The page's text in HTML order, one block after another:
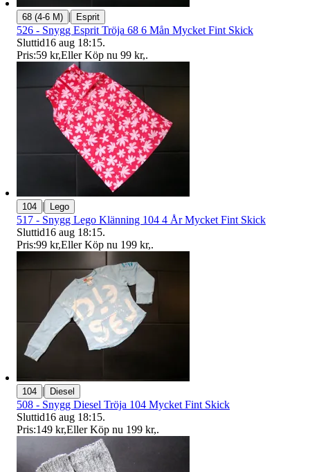
68 (4-6 M) | Esprit
526 - Snygg Esprit Tröja 68 6 Mån Mycket Fint Skick
Sluttid16 aug 18:15.
Pris:59 kr,Eller Köp nu 99 kr,.
104 | Lego
517 - Snygg Lego Klänning 104 4 År Mycket Fint Skick
Sluttid16 aug 18:15.
Pris:99 kr,Eller Köp nu 199 kr,.
104 | Diesel
508 - Snygg Diesel Tröja 104 Mycket Fint Skick
Sluttid16 aug 18:15.
Pris:149 kr,Eller Köp nu 199 kr,.